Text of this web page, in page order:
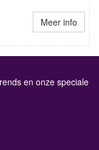
Meer info
en onze speciale